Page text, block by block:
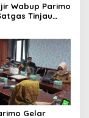
Wabup Parimo
Tinjau
Gelar